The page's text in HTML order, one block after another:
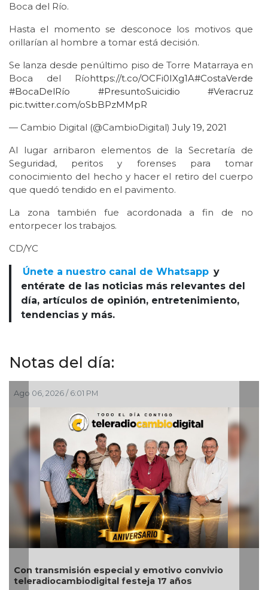
Boca del Río.
Hasta el momento se desconoce los motivos que
orillarían al hombre a tomar está decisión.
Se lanza desde penúltimo piso de Torre Matarraya en
Boca del Ríohttps://t.co/OCFi0IXg1A#CostaVerde
#BocaDelRío
#PresuntoSuicidio
#Veracruz
pic.twitter.com/oSbBPzMMpR
— Cambio Digital (@CambioDigital) July 19, 2021
Al lugar arribaron elementos de la Secretaría de
Seguridad, peritos y forenses para tomar
conocimiento del hecho y hacer el retiro del cuerpo
que quedó tendido en el pavimento.
La zona también fue acordonada a fin de no
entorpecer los trabajos.
CD/YC
Únete a nuestro canal de Whatsapp y
entérate de las noticias más relevantes del
día, artículos de opinión, entretenimiento,
tendencias y más.
Notas del día:
Ago 06, 2026 / 6:01 PM
Con transmisión especial y emotivo convivio
teleradiocambiodigital festeja 17 años